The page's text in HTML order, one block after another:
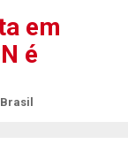
em
é
Brasil